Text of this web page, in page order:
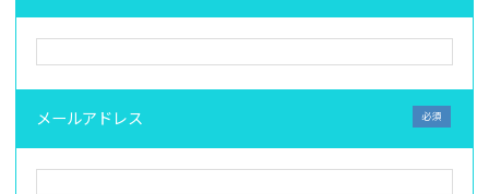
メールアドレス